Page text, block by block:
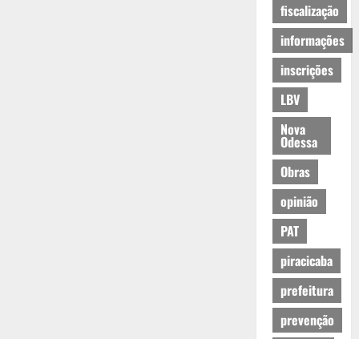
fiscalização
informações
inscrições
LBV
Nova
Odessa
Obras
opinião
PAT
piracicaba
prefeitura
prevenção